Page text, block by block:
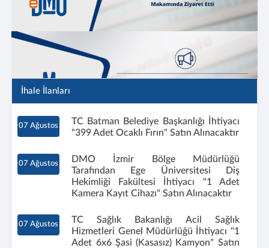
İhale İlanları
07 Ağustos
TC Batman Belediye Başkanlığı İhtiyacı
"399 Adet Ocaklı Fırın" Satın Alınacaktır
07 Ağustos
DMO İzmir Bölge Müdürlüğü
Tarafından Ege Üniversitesi Diş
Hekimliği Fakültesi İhtiyacı "1 Adet
Kamera Kayıt Cihazı" Satın Alınacaktır
07 Ağustos
TC Sağlık Bakanlığı Acil Sağlık
Hizmetleri Genel Müdürlüğü İhtiyacı "1
Adet 6x6 Şasi (Kasasız) Kamyon" Satın